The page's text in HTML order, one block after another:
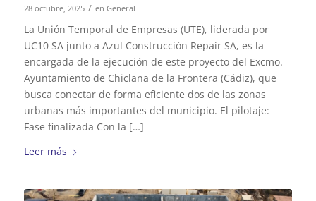
28 octubre, 2025 / en General
La Unión Temporal de Empresas (UTE), liderada por
UC10 SA junto a Azul Construcción Repair SA, es la
encargada de la ejecución de este proyecto del Excmo.
Ayuntamiento de Chiclana de la Frontera (Cádiz), que
busca conectar de forma eficiente dos de las zonas
urbanas más importantes del municipio. El pilotaje:
Fase finalizada Con la […]
Leer más